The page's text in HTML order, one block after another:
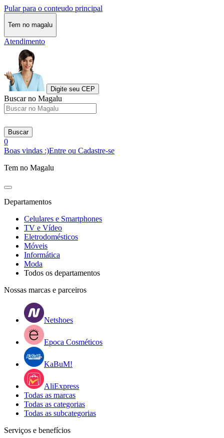
Pular para o conteudo principal
Tem no magalu
Atendimento
Digite seu CEP
Buscar no Magalu
Buscar
0
Boas vindas :)Entre ou Cadastre-se
Tem no Magalu
Departamentos
Celulares e Smartphones
TV e Vídeo
Eletrodomésticos
Móveis
Informática
Moda
Todos os departamentos
Nossas marcas e parceiros
Netshoes
Epoca Cosméticos
KaBuM!
AliExpress
Todas as marcas
Todas as categorias
Todas as subcategorias
Serviços e benefícios